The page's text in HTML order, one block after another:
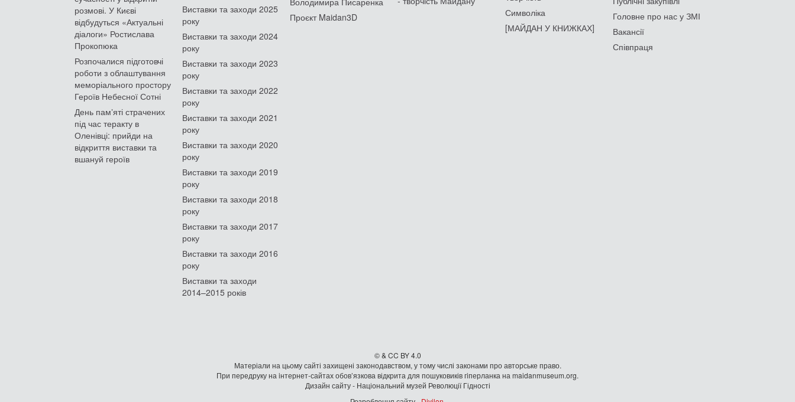
розмові. У Києві
відбудуться «Актуальні
діалоги» Ростислава
Прокопюка
Розпочалися підготовчі
роботи з облаштування
меморіального простору
Героїв Небесної Сотні
День памʼяті страчених
під час теракту в
Оленівці: прийди на
відкриття виставки та
вшануй героїв
Виставки та заходи 2025
року
Виставки та заходи 2024
року
Виставки та заходи 2023
року
Виставки та заходи 2022
року
Виставки та заходи 2021
року
Виставки та заходи 2020
року
Виставки та заходи 2019
року
Виставки та заходи 2018
року
Виставки та заходи 2017
року
Виставки та заходи 2016
року
Виставки та заходи
2014–2015 років
Проєкт Maidan3D
Символіка
[МАЙДАН У КНИЖКАХ]
Головне про нас у ЗМІ
Вакансії
Співпраця
© & CC BY 4.0
Матеріали на цьому сайті захищені законодавством, у тому числі законами про авторське право.
При передруку на iнтернет-сайтах обов’язкова відкрита для пошуковиків гiперланка на maidanmuseum.org.
Дизайн сайту - Національний музей Революції Гідності